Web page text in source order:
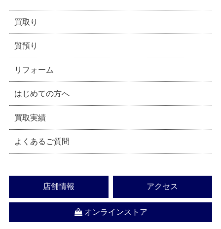
買取り
質預り
リフォーム
はじめての方へ
買取実績
よくあるご質問
店舗情報 アクセス
オンラインストア